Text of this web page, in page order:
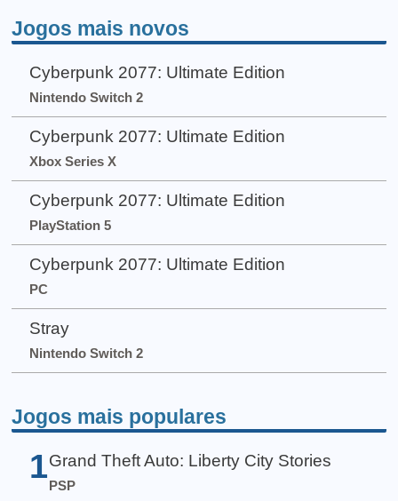
Jogos mais novos
Cyberpunk 2077: Ultimate Edition
Nintendo Switch 2
Cyberpunk 2077: Ultimate Edition
Xbox Series X
Cyberpunk 2077: Ultimate Edition
PlayStation 5
Cyberpunk 2077: Ultimate Edition
PC
Stray
Nintendo Switch 2
Jogos mais populares
1 Grand Theft Auto: Liberty City Stories
PSP